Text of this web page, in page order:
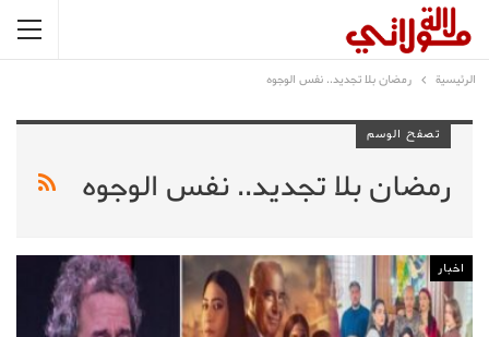
الرئيسية رمضان بلا تجديد.. نفس الوجوه
تصفح الوسم
رمضان بلا تجديد.. نفس الوجوه
اخبار